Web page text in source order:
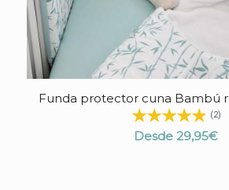
Funda protector cuna Bambú
(2)
Desde 29,95€